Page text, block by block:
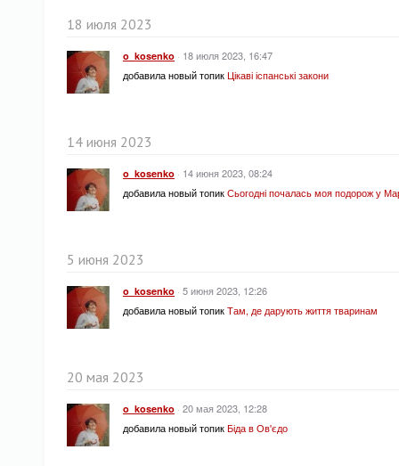
18 июля 2023
o_kosenko · 18 июля 2023, 16:47
добавила новый топикЦікаві іспанські закони
14 июня 2023
o_kosenko · 14 июня 2023, 08:24
добавила новый топикСьогодні почалась моя подорож у
5 июня 2023
o_kosenko · 5 июня 2023, 12:26
добавила новый топикТам, де дарують життя тваринам
20 мая 2023
o_kosenko · 20 мая 2023, 12:28
добавила новый топикБіда в Ов'єдо